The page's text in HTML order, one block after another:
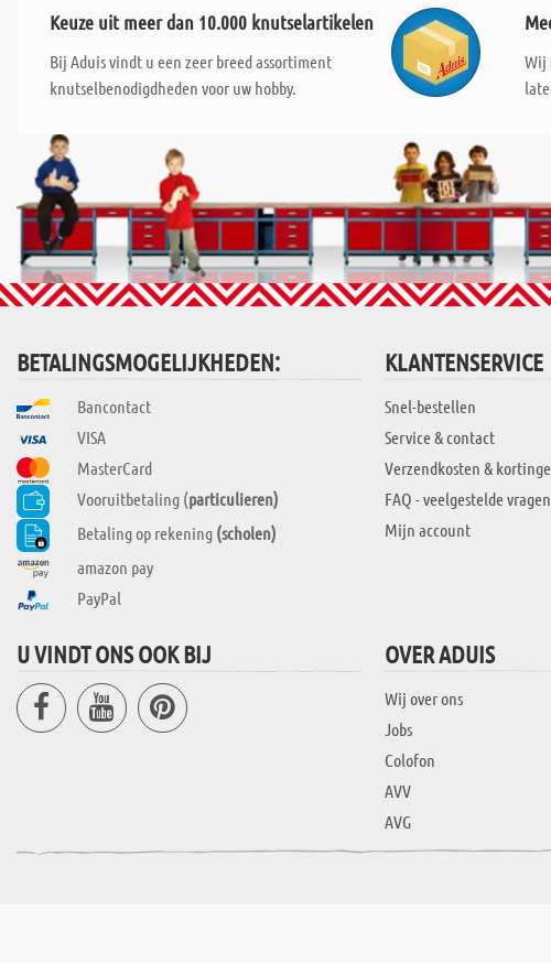
Keuze uit meer dan 10.000 knutselartikelen
Bij Aduis vindt u een zeer breed assortiment
knutselbenodigdheden voor uw hobby.
Wij
BETALINGSMOGELIJKHEDEN:
Bancontact
VISA
MasterCard
Vooruitbetaling (particulieren)
Betaling op rekening (scholen)
amazon pay
PayPal
KLANTENSERVICE
Snel-bestellen
Service & contact
Verzendkosten &
FAQ - veelgestelde vragen
Mijn account
U VINDT ONS OOK BIJ OVER ADUIS
Wij over ons
Jobs
Colofon
AVV
AVG